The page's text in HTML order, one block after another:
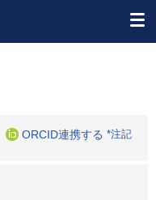
ORCID連携する *注記